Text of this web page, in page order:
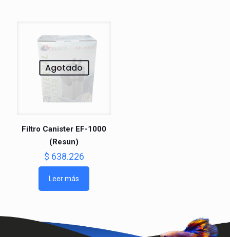
Agotado
Filtro Canister EF-1000
(Resun)
$ 638.226
Leer más